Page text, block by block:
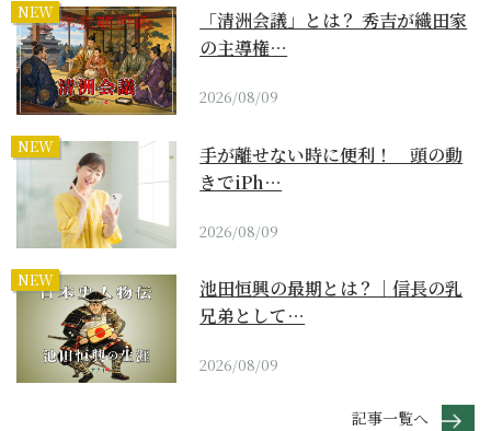
NEW
「清洲会議」とは？ 秀吉が織田家
の主導権…
2026/08/09
NEW
手が離せない時に便利！ 頭の動
きでiPh…
2026/08/09
NEW
池田恒興の最期とは？｜信長の乳
兄弟として…
2026/08/09
記事一覧へ